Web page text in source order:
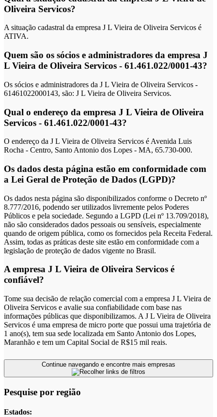
Oliveira Servicos?
A situação cadastral da empresa J L Vieira de Oliveira Servicos é
ATIVA.
Quem são os sócios e administradores da empresa J
L Vieira de Oliveira Servicos - 61.461.022/0001-43?
Os sócios e administradores da J L Vieira de Oliveira Servicos -
61461022000143, são: J L Vieira de Oliveira Servicos.
Qual o endereço da empresa J L Vieira de Oliveira
Servicos - 61.461.022/0001-43?
O endereço da J L Vieira de Oliveira Servicos é Avenida Luis
Rocha - Centro, Santo Antonio dos Lopes - MA, 65.730-000.
Os dados desta página estão em conformidade com
a Lei Geral de Proteção de Dados (LGPD)?
Os dados nesta página são disponibilizados conforme o Decreto nº
8.777/2016, podendo ser utilizados livremente pelos Poderes
Públicos e pela sociedade. Segundo a LGPD (Lei nº 13.709/2018),
não são considerados dados pessoais ou sensíveis, especialmente
quando de origem pública, como os fornecidos pela Receita Federal.
Assim, todas as práticas deste site estão em conformidade com a
legislação de proteção de dados vigente no Brasil.
A empresa J L Vieira de Oliveira Servicos é
confiável?
Tome sua decisão de relação comercial com a empresa J L Vieira de
Oliveira Servicos e avalie sua confiabilidade com base nas
informações públicas que disponibilizamos. A J L Vieira de Oliveira
Servicos é uma empresa de micro porte que possui uma trajetória de
1 ano(s), tem sua sede localizada em Santo Antonio dos Lopes,
Maranhão e tem um Capital Social de R$15 mil reais.
Pesquise por região
Estados: